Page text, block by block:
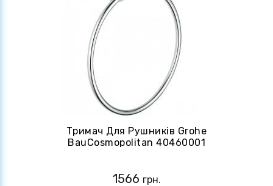
Тримач Для Рушників Grohe
BauCosmopolitan 40460001
1566 грн.